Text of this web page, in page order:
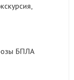
БПЛА